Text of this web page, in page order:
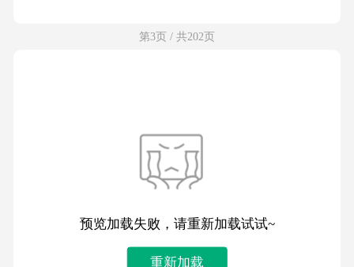
第3页 / 共202页
预览加载失败，请重新加载试试~
重新加载